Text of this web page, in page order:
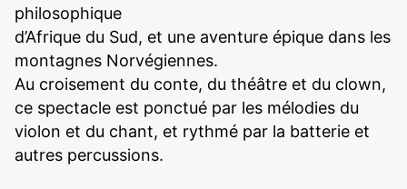
philosophique
d’Afrique du Sud, et une aventure épique dans les
montagnes Norvégiennes.
Au croisement du conte, du théâtre et du clown,
ce spectacle est ponctué par les mélodies du
violon et du chant, et rythmé par la batterie et
autres percussions.